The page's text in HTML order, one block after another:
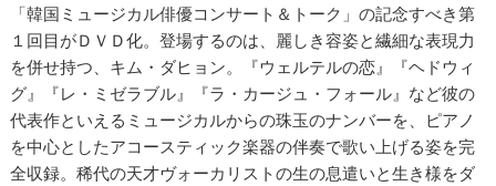
「韓国ミュージカル俳優コンサート＆トーク」の記念すべき第
１回目がＤＶＤ化。登場するのは、麗しき容姿と繊細な表現力
を併せ持つ、キム・ダヒョン。『ウェルテルの恋』『ヘドウィ
グ』『レ・ミゼラブル』『ラ・カージュ・フォール』など彼の
代表作といえるミュージカルからの珠玉のナンバーを、ピアノ
を中心としたアコースティック楽器の伴奏で歌い上げる姿を完
全収録。稀代の天才ヴォーカリストの生の息遣いと生き様をダ